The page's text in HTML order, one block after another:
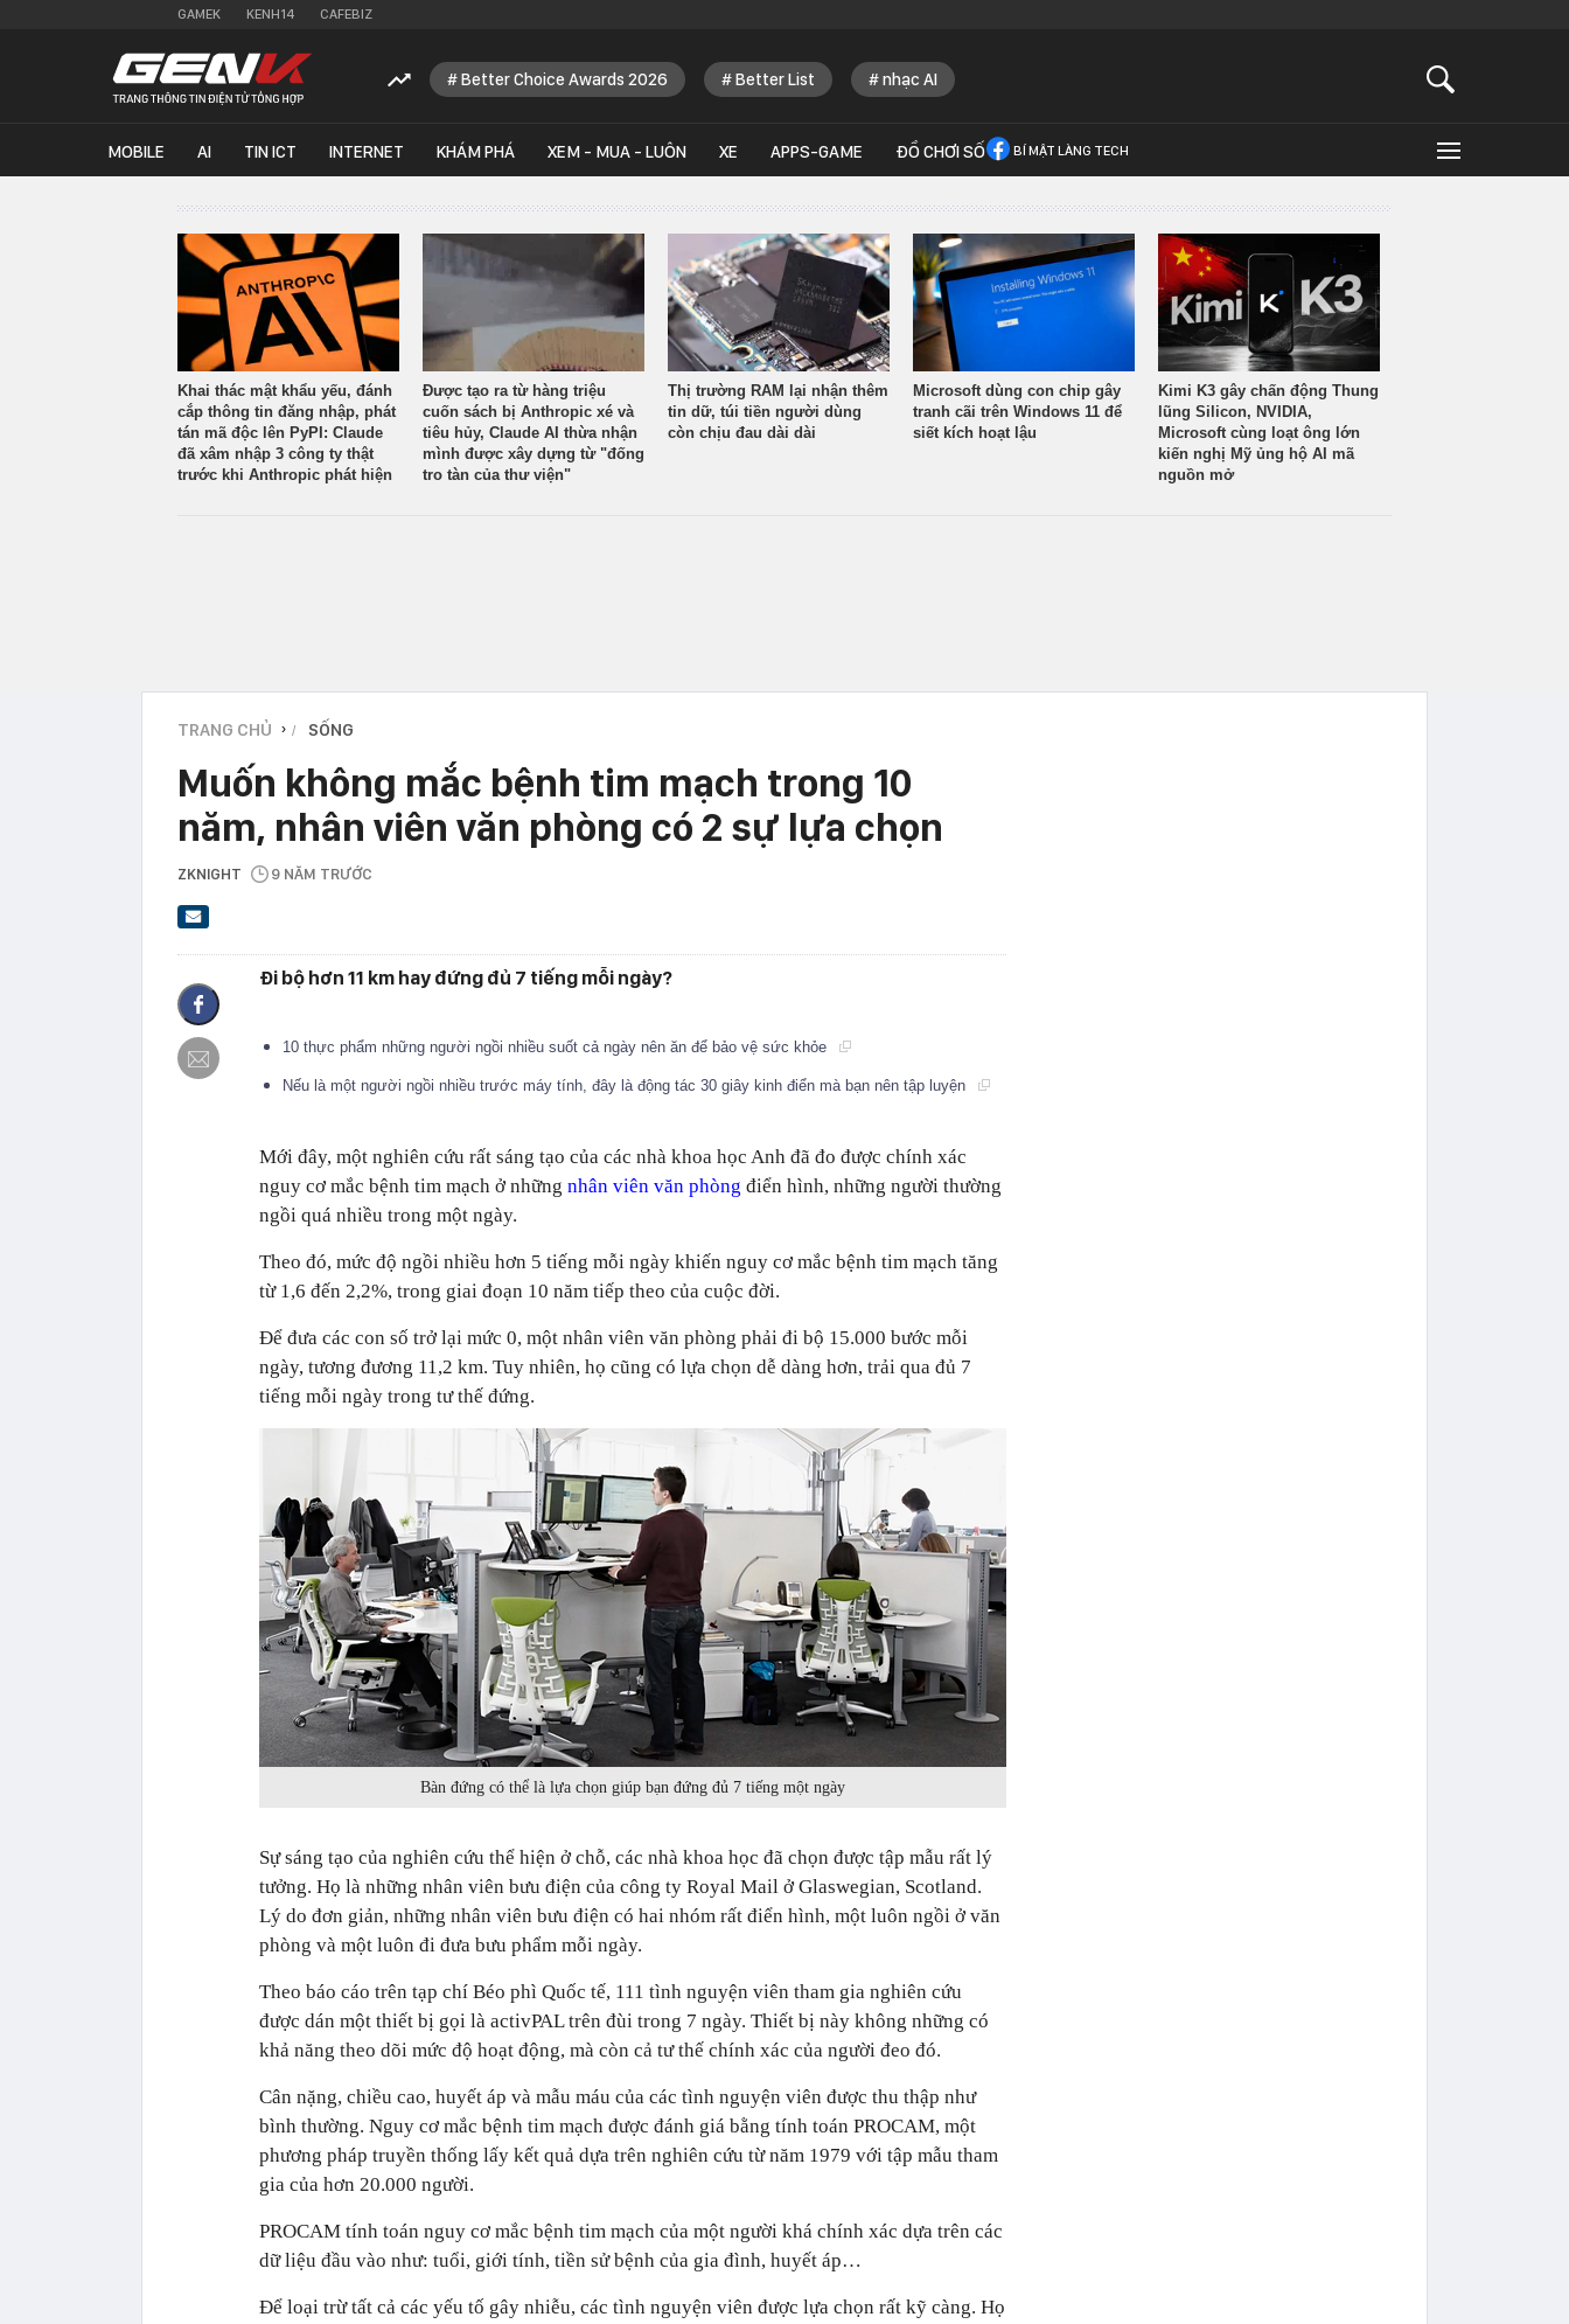
GAMEK KENH14 CAFEBIZ
Better Choice Awards 2026 Better List nhạc AI
MOBILE AI TIN ICT INTERNET KHÁM PHÁ XEM - MUA - LUÔN XE APPS-GAME ĐỒ CHƠI SỐ BÍ MẬT LÀNG TECH
Khai thác mật khẩu yếu, đánh
cắp thông tin đăng nhập, phát
tán mã độc lên PyPI: Claude
đã xâm nhập 3 công ty thật
trước khi Anthropic phát hiện
Được tạo ra từ hàng triệu
cuốn sách bị Anthropic xé và
tiêu hủy, Claude AI thừa nhận
mình được xây dựng từ "đống
tro tàn của thư viện"
Thị trường RAM lại nhận thêm
tin dữ, túi tiền người dùng
còn chịu đau dài dài
Microsoft dùng con chip gây
tranh cãi trên Windows 11 để
siết kích hoạt lậu
Kimi K3 gây chấn động Thung
lũng Silicon, NVIDIA,
Microsoft cùng loạt ông lớn
kiến nghị Mỹ ủng hộ AI mã
nguồn mở
TRANG CHỦ › SỐNG
Muốn không mắc bệnh tim mạch trong 10
năm, nhân viên văn phòng có 2 sự lựa chọn
ZKNIGHT 9 NĂM TRƯỚC
Đi bộ hơn 11 km hay đứng đủ 7 tiếng mỗi ngày?
10 thực phẩm những người ngồi nhiều suốt cả ngày nên ăn để bảo vệ sức khỏe
Nếu là một người ngồi nhiều trước máy tính, đây là động tác 30 giây kinh điển mà bạn nên tập luyện
Mới đây, một nghiên cứu rất sáng tạo của các nhà khoa học Anh đã đo được chính xác
nguy cơ mắc bệnh tim mạch ở những nhân viên văn phòng điển hình, những người thường
ngồi quá nhiều trong một ngày.
Theo đó, mức độ ngồi nhiều hơn 5 tiếng mỗi ngày khiến nguy cơ mắc bệnh tim mạch tăng
từ 1,6 đến 2,2%, trong giai đoạn 10 năm tiếp theo của cuộc đời.
Để đưa các con số trở lại mức 0, một nhân viên văn phòng phải đi bộ 15.000 bước mỗi
ngày, tương đương 11,2 km. Tuy nhiên, họ cũng có lựa chọn dễ dàng hơn, trải qua đủ 7
tiếng mỗi ngày trong tư thế đứng.
Bàn đứng có thể là lựa chọn giúp bạn đứng đủ 7 tiếng một ngày
Sự sáng tạo của nghiên cứu thể hiện ở chỗ, các nhà khoa học đã chọn được tập mẫu rất lý
tưởng. Họ là những nhân viên bưu điện của công ty Royal Mail ở Glaswegian, Scotland.
Lý do đơn giản, những nhân viên bưu điện có hai nhóm rất điển hình, một luôn ngồi ở văn
phòng và một luôn đi đưa bưu phẩm mỗi ngày.
Theo báo cáo trên tạp chí Béo phì Quốc tế, 111 tình nguyện viên tham gia nghiên cứu
được dán một thiết bị gọi là activPAL trên đùi trong 7 ngày. Thiết bị này không những có
khả năng theo dõi mức độ hoạt động, mà còn cả tư thế chính xác của người đeo đó.
Cân nặng, chiều cao, huyết áp và mẫu máu của các tình nguyện viên được thu thập như
bình thường. Nguy cơ mắc bệnh tim mạch được đánh giá bằng tính toán PROCAM, một
phương pháp truyền thống lấy kết quả dựa trên nghiên cứu từ năm 1979 với tập mẫu tham
gia của hơn 20.000 người.
PROCAM tính toán nguy cơ mắc bệnh tim mạch của một người khá chính xác dựa trên các
dữ liệu đầu vào như: tuổi, giới tính, tiền sử bệnh của gia đình, huyết áp…
Để loại trừ tất cả các yếu tố gây nhiễu, các tình nguyện viên được lựa chọn rất kỹ càng. Họ